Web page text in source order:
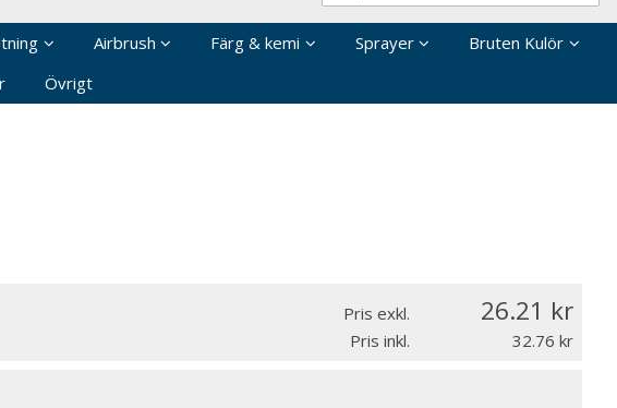
nytt konto
Airbrush Färg & kemi Sprayer
Bruten Kulör
Övrigt
Pris exkl. 26.21
Pris inkl. 32.76